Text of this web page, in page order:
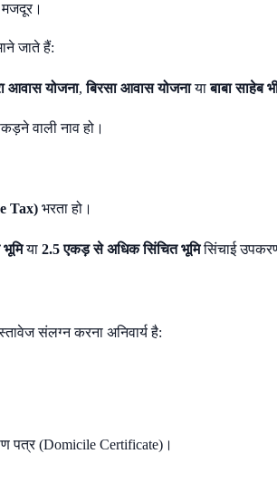
मजदूर।
जाते हैं:
आवास योजना,बिरसा आवास योजनायाबाबा साहेब
वाली नाव हो।
Tax) भरता हो।
या 2.5 एकड़ से अधिक सिंचित भूमिसिंचाई
संलग्न करना अनिवार्य है:
पत्र (Domicile Certificate)।